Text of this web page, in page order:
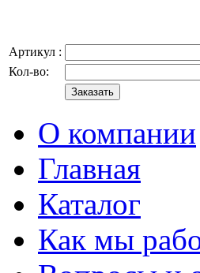
Артикул :
Кол-во:
О компании
Главная
Каталог
Как мы